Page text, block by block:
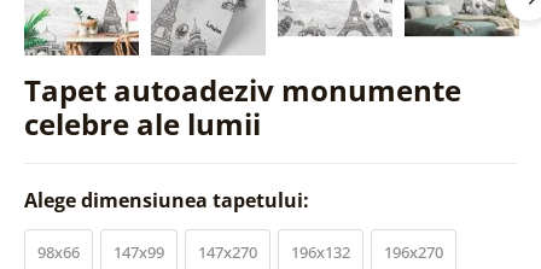
Tapet autoadeziv monumente
celebre ale lumii
Alege dimensiunea tapetului:
98x66 147x99 147x270 196x132 196x270